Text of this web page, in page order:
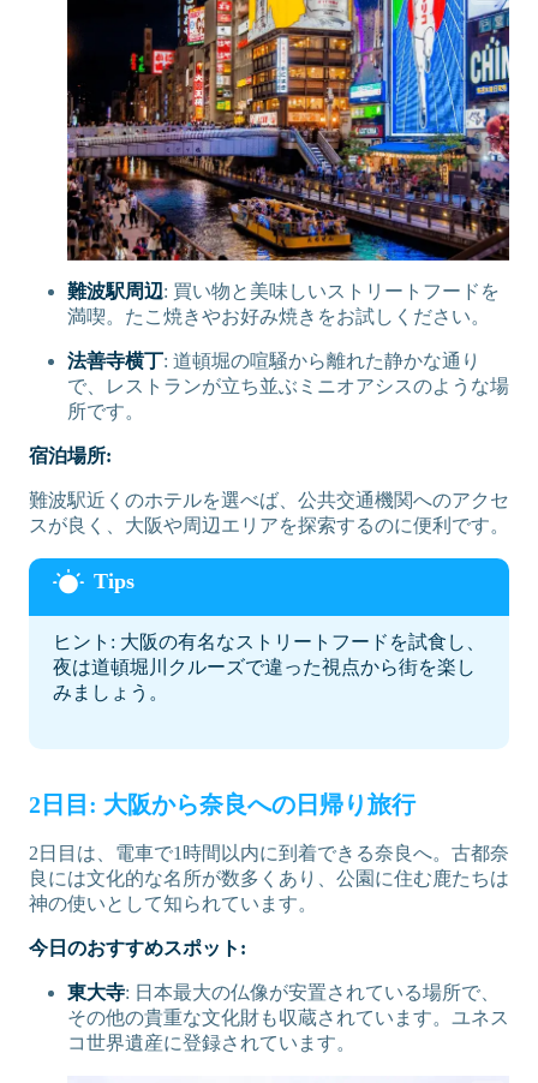
難波駅周辺: 買い物と美味しいストリートフードを
満喫。たこ焼きやお好み焼きをお試しください。
法善寺横丁: 道頓堀の喧騒から離れた静かな通り
で、レストランが立ち並ぶミニオアシスのような場
所です。
宿泊場所:
難波駅近くのホテルを選べば、公共交通機関へのアクセ
スが良く、大阪や周辺エリアを探索するのに便利です。
ヒント: 大阪の有名なストリートフードを試食し、
夜は道頓堀川クルーズで違った視点から街を楽し
みましょう。
2日目: 大阪から奈良への日帰り旅行
2日目は、電車で1時間以内に到着できる奈良へ。古都奈
良には文化的な名所が数多くあり、公園に住む鹿たちは
神の使いとして知られています。
今日のおすすめスポット:
東大寺: 日本最大の仏像が安置されている場所で、
その他の貴重な文化財も収蔵されています。ユネス
コ世界遺産に登録されています。